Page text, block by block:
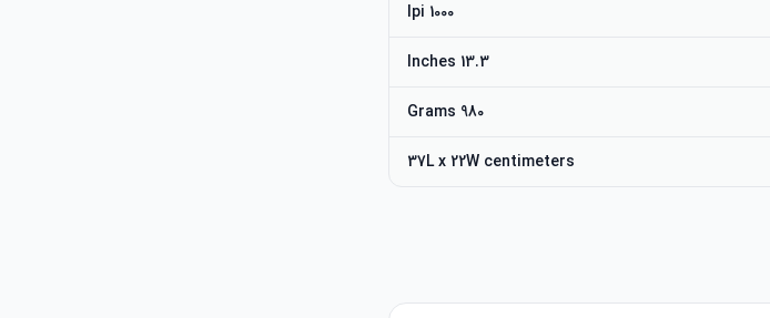
1000 lpi
13.3 Inches
980 Grams
37L x 22W centimeters